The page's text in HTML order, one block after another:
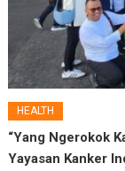
HEALTH
“Yang Ngerokok
Yayasan Kanker